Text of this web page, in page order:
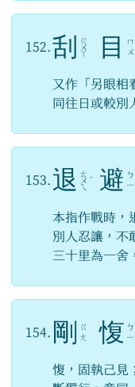
152. 刮 ㄍ
ㄨ
ㄚ 目
ㄇ
ㄨ
又作「另眼相
同往日或較別
153. 退 ㄊ
ㄨ
ㄟ
ˋ 避 ㄅ
ㄧ
本指作戰時，
別人忍讓，不
三十里為一舍
154. 剛
ㄍ
ㄤ
愎 ㄅ
ㄧ
愎，固執己見